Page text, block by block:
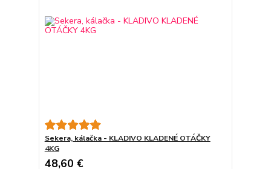
Sekera, kálačka - KLADIVO KLADENÉ OTÁČKY
4KG
48,60 €